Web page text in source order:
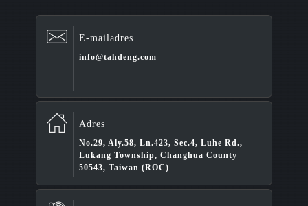
E-mailadres
info@tahdeng.com
Adres
No.29, Aly.58, Ln.423, Sec.4, Luhe Rd.,
Lukang Township, Changhua County
50543, Taiwan (ROC)